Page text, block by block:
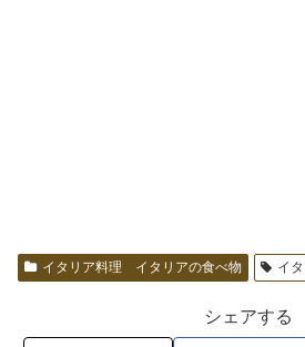
イタリア料理 イタリアの食べ物 イ
シェアする